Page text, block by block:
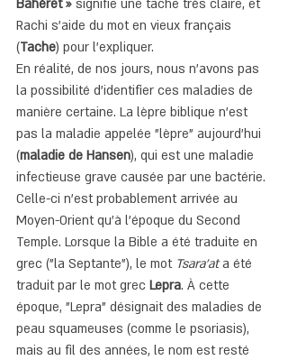
Bahéret » signifie une tache très claire, et
Rachi s'aide du mot en vieux français
(Tache) pour l'expliquer.
En réalité, de nos jours, nous n'avons pas
la possibilité d'identifier ces maladies de
manière certaine. La lèpre biblique n'est
pas la maladie appelée "lèpre" aujourd'hui
(maladie de Hansen), qui est une maladie
infectieuse grave causée par une bactérie.
Celle-ci n'est probablement arrivée au
Moyen-Orient qu'à l'époque du Second
Temple. Lorsque la Bible a été traduite en
grec ("la Septante"), le mot Tsara'at a été
traduit par le mot grec Lepra. À cette
époque, "Lepra" désignait des maladies de
peau squameuses (comme le psoriasis),
mais au fil des années, le nom est resté